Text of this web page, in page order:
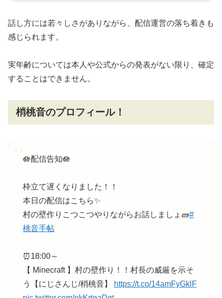
話し方には若々しさがありながら、配信運営の落ち着きも
感じられます。
実年齢については本人や公式からの発表がない限り、確定
することはできません。
梢桃音のプロフィール！
🪷配信告知🪷
枠立て遅くなりました！！
本日の配信はこちら✨
村の壁作りこつこつやりながらお話しましょ🧱#
桃音手帖
⏰18:00～
【 Minecraft 】村の壁作り！！村長の威厳を示そ
う【にじさんじ/梢桃音】
https://t.co/14amFyGklF